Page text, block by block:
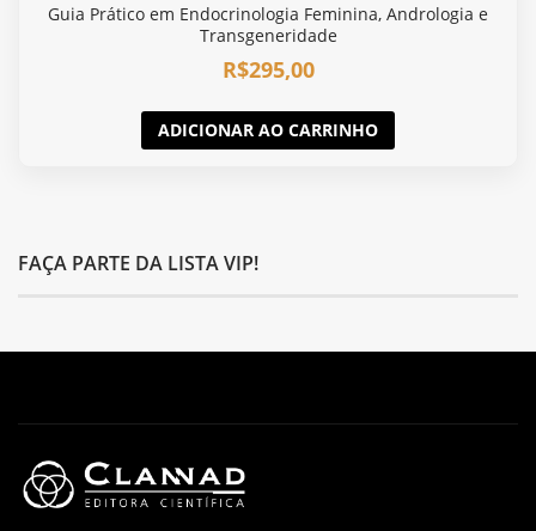
Guia Prático em Endocrinologia Feminina, Andrologia e
Transgeneridade
R$295,00
ADICIONAR AO CARRINHO
FAÇA PARTE DA LISTA VIP!